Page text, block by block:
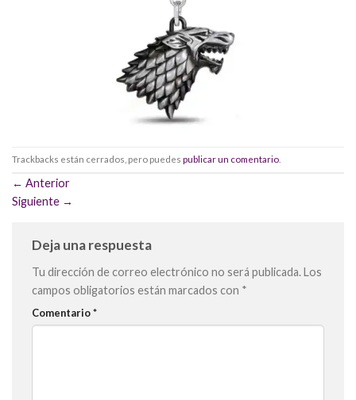
Trackbacks están cerrados, pero puedes publicar un comentario
← Anterior
Siguiente →
Deja una respuesta
Tu dirección de correo electrónico no será publicada.Los
campos obligatorios están marcados con *
Comentario*